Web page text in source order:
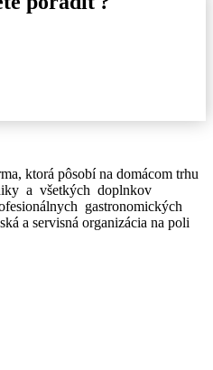
ktorá pôsobí na domácom trhu
a všetkých doplnkov
gastronomických
a servisná organizácia na poli